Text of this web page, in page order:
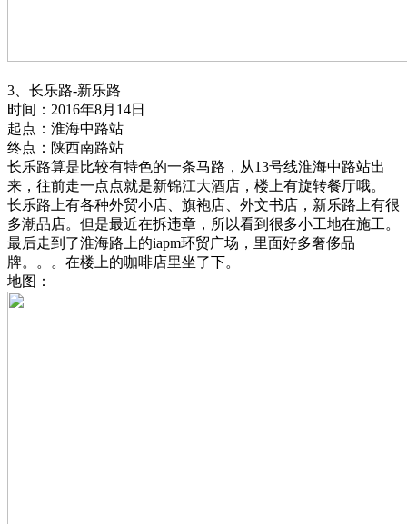
3、长乐路-新乐路
时间：2016年8月14日
起点：淮海中路站
终点：陕西南路站
长乐路算是比较有特色的一条马路，从13号线淮海中路站出
来，往前走一点点就是新锦江大酒店，楼上有旋转餐厅哦。
长乐路上有各种外贸小店、旗袍店、外文书店，新乐路上有很
多潮品店。但是最近在拆违章，所以看到很多小工地在施工。
最后走到了淮海路上的iapm环贸广场，里面好多奢侈品
牌。。。在楼上的咖啡店里坐了下。
地图：